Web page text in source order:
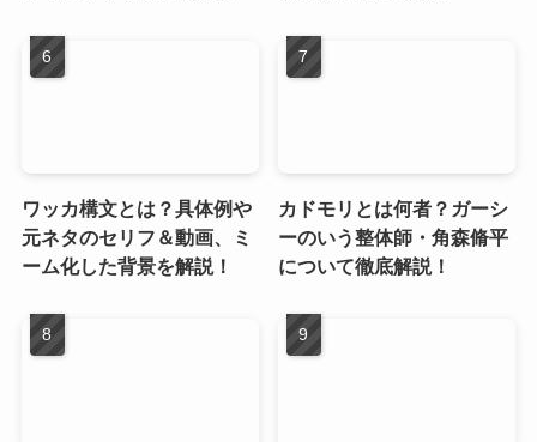
ワッカ構文とは？具体例や
元ネタのセリフ＆動画、ミ
ーム化した背景を解説！
カドモリとは何者？ガーシ
ーのいう整体師・角森脩平
について徹底解説！